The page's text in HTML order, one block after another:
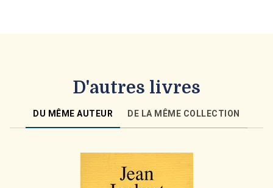
D'autres livres
DU MÊME AUTEUR DE LA MÊME COLLECTION